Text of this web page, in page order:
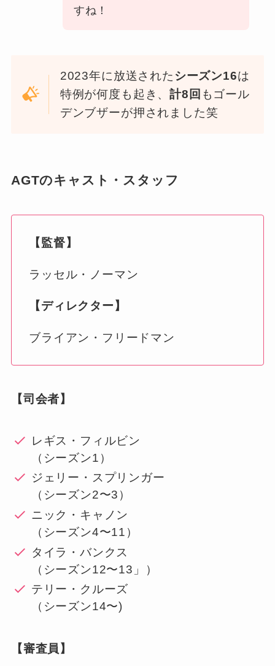
すね！
2023年に放送された シーズン16は
特例が何度も起き、計8回 もゴール
デンブザーが押されました笑
AGTのキャスト・スタッフ
【監督】
ラッセル・ノーマン
【ディレクター】
ブライアン・フリードマン
【司会者】
レギス・フィルビン
（シーズン1）
ジェリー・スプリンガー
（シーズン2〜3）
ニック・キャノン
（シーズン4〜11）
タイラ・バンクス
（シーズン12〜13」）
テリー・クルーズ
（シーズン14〜)
【審査員】